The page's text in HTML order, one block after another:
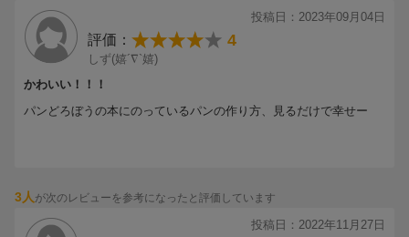
投稿日：2023年09月04日
評価： 4
しず(嬉´∇`嬉)
かわいい！！！
パンどろぼうの本にのっているパンの作り方、見るだけで幸せー
3人 が次のレビューを参考になったと評価しています
投稿日：2022年11月27日